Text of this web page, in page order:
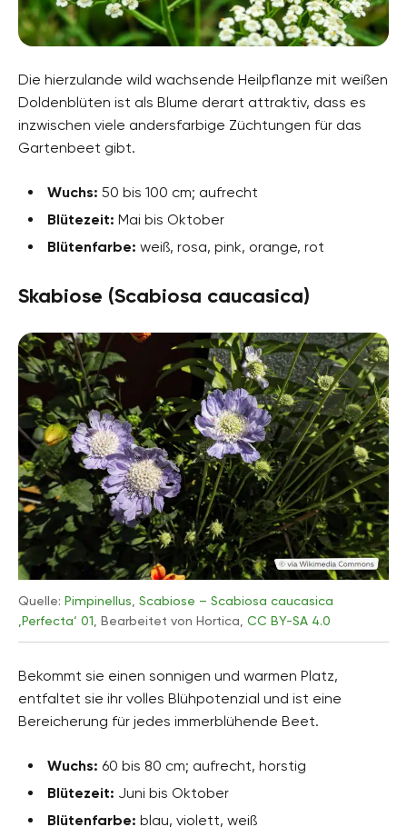
Die hierzulande wild wachsende Heilpflanze mit weißen
Doldenblüten ist als Blume derart attraktiv, dass es
inzwischen viele andersfarbige Züchtungen für das
Gartenbeet gibt.
Wuchs: 50 bis 100 cm; aufrecht
Blütezeit: Mai bis Oktober
Blütenfarbe: weiß, rosa, pink, orange, rot
Skabiose (Scabiosa caucasica)
Quelle: Pimpinellus, Scabiose – Scabiosa caucasica
‚Perfecta‘ 01, Bearbeitet von Hortica, CC BY-SA 4.0
Bekommt sie einen sonnigen und warmen Platz,
entfaltet sie ihr volles Blühpotenzial und ist eine
Bereicherung für jedes immerblühende Beet.
Wuchs: 60 bis 80 cm; aufrecht, horstig
Blütezeit: Juni bis Oktober
Blütenfarbe: blau, violett, weiß